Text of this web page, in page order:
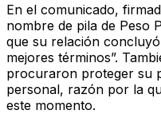
En el comunicado,
nombre de pila de Peso
que su relación
mejores términos”.
procuraron proteger su
personal, razón por la
este momento.